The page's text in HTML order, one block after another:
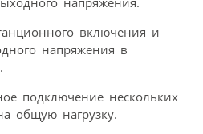
включения и
напряжения в
.
подключение нескольких
общую нагрузку.